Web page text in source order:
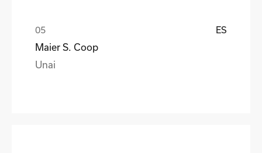
ES
Maier S. Coop
Unai